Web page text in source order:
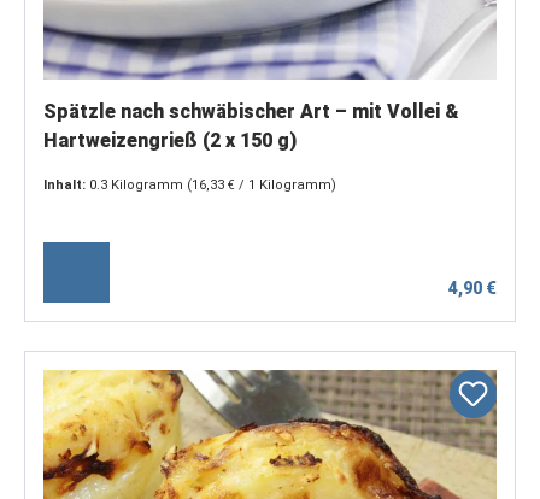
Spätzle nach schwäbischer Art – mit Vollei &
Hartweizengrieß (2 x 150 g)
Inhalt: 0.3 Kilogramm (16,33 € / 1 Kilogramm)
4,90 €